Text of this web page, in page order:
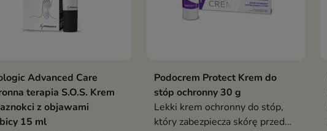
Dodaj do koszyka
Advanced Care
terapia S.O.S. Krem
z objawami
15 ml
 Dodaj do koszyka
Podocrem Protect Krem do
stóp ochronny 30 g
Lekki krem ochronny do stóp,
który zabezpiecza skórę przed